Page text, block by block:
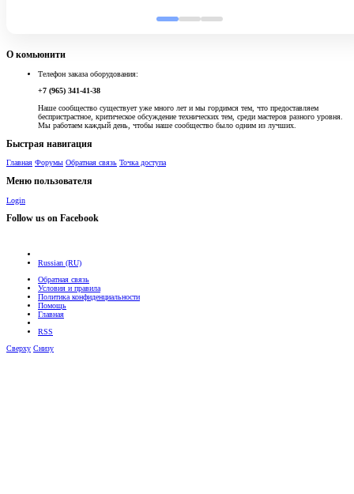
О комьюнити
Телефон заказа оборудования:
+7 (965) 341-41-38
Наше сообщество существует уже много лет и мы гордимся тем, что предоставляем
беспристрастное, критическое обсуждение технических тем, среди мастеров разного уровня.
Мы работаем каждый день, чтобы наше сообщество было одним из лучших.
Быстрая навигация
Главная Форумы Обратная связь Точка доступа
Меню пользователя
Login
Follow us on Facebook
Russian (RU)
Обратная связь
Условия и правила
Политика конфиденциальности
Помощь
Главная
RSS
Сверху Снизу